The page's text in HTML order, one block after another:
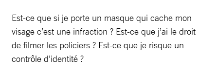
Est-ce que si je porte un masque qui cache mon
visage c’est une infraction ? Est-ce que j’ai le droit
de filmer les policiers ? Est-ce que je risque un
contrôle d’identité ?